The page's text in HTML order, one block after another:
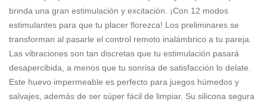
brinda una gran estimulación y excitación. ¡Con 12 modos
estimulantes para que tu placer florezca! Los preliminares se
transforman al pasarle el control remoto inalámbrico a tu pareja.
Las vibraciones son tan discretas que tu estimulación pasará
desapercibida, a menos que tu sonrisa de satisfacción lo delate.
Este huevo impermeable es perfecto para juegos húmedos y
salvajes, además de ser súper fácil de limpiar. Su silicona segura